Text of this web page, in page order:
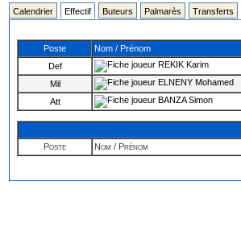
Calendrier Effectif Buteurs Palmarès Transferts
Poste Nom / Prénom
Def
REKIK Karim
Mil
ELNENY Mohamed
Att
BANZA Simon
Poste
Nom / Prénom